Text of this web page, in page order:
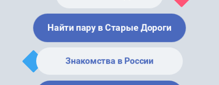
Найти пару в Старые Дороги
Знакомства в России